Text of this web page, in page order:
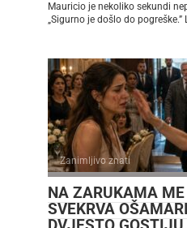
Mauricio je nekoliko sekundi
„Sigurno je došlo do pogreške.”
Zanimljivo znati
NA ZARUKAMA
SVEKRVA